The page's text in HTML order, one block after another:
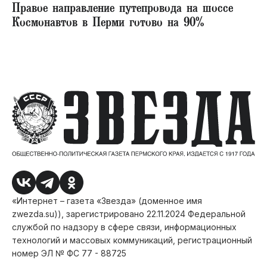
Правое направление путепровода на шоссе
Космонавтов в Перми готово на 90%
«Интернет – газета «Звезда» (доменное имя
zwezda.su)), зарегистрировано 22.11.2024 Федеральной
службой по надзору в сфере связи, информационных
технологий и массовых коммуникаций, регистрационный
номер ЭЛ № ФС 77 - 88725